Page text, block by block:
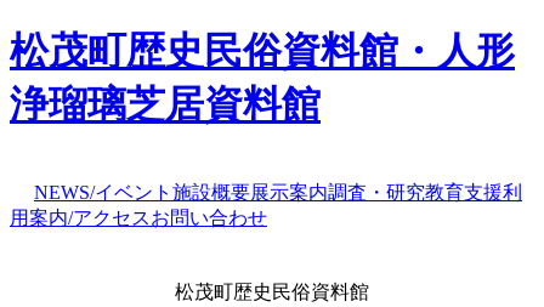
松茂町歴史民俗資料館・人形
浄瑠璃芝居資料館
NEWS/イベント 施設概要展示案内調査・研究教育支援利
用案内/アクセスお問い合わせ
松茂町歴史民俗資料館